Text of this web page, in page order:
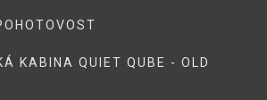
KABINA QUIET QUBE - OLD